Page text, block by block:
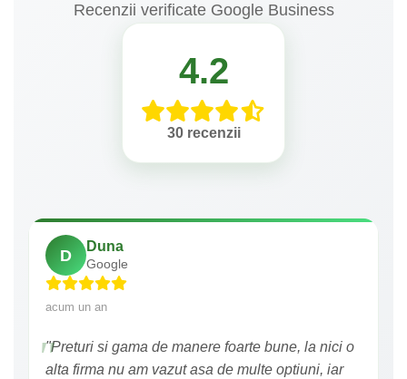
Recenzii verificate Google Business
4.2
30 recenzii
D
Duna
Google
acum un an
"Preturi si gama de manere foarte bune, la nici o
alta firma nu am vazut asa de multe optiuni, iar